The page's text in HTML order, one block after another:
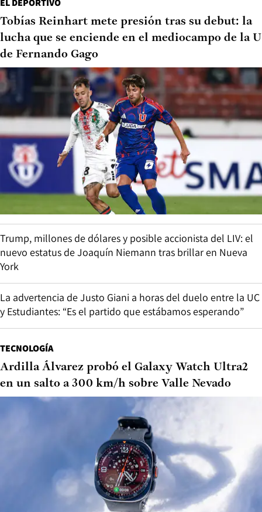
Tobías Reinhart mete presión tras su debut: la
lucha que se enciende en el mediocampo de la U
de Fernando Gago
Trump, millones de dólares y posible accionista del LIV: el
nuevo estatus de Joaquín Niemann tras brillar en Nueva
York
La advertencia de Justo Giani a horas del duelo entre la UC
y Estudiantes: “Es el partido que estábamos esperando”
TECNOLOGÍA
Ardilla Álvarez probó el Galaxy Watch Ultra2
en un salto a 300 km/h sobre Valle Nevado